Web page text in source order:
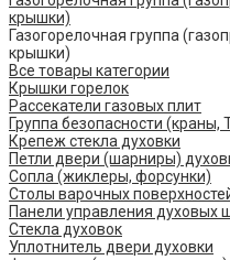
крышки)
Газогорелочная группа
крышки)
Все товары категории
Крышки горелок
Рассекатели газовых плит
Группа безопасности (краны,
Крепеж стекла духовки
Петли двери (шарниры)
Сопла (жиклеры, форсунки)
Столы варочных
Панели управления духовых
Стекла духовок
Уплотнитель двери духовки